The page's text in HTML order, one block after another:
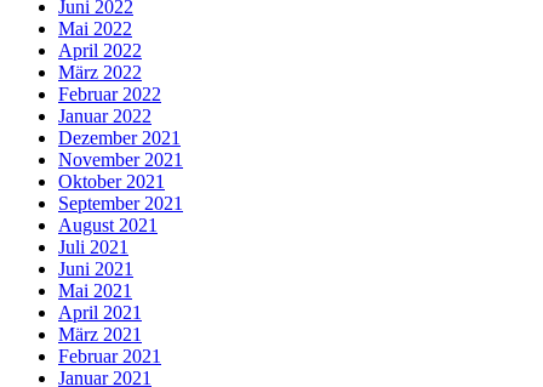
Juni 2022
Mai 2022
April 2022
März 2022
Februar 2022
Januar 2022
Dezember 2021
November 2021
Oktober 2021
September 2021
August 2021
Juli 2021
Juni 2021
Mai 2021
April 2021
März 2021
Februar 2021
Januar 2021